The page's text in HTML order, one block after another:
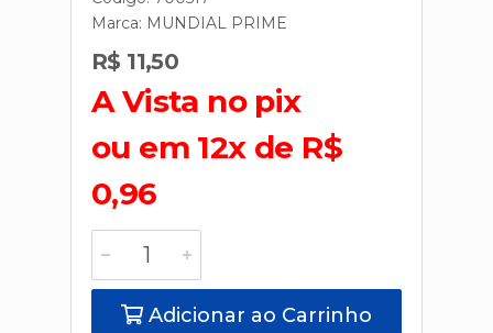
Marca: MUNDIAL PRIME
R$ 11,50
A Vista no pix
ou em 12x de R$
0,96
Adicionar ao Carrinho